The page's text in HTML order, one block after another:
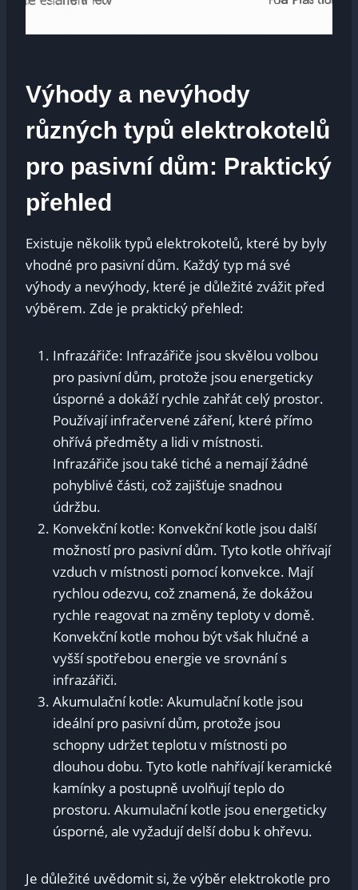
Výhody a nevýhody
různých typů elektrokotelů
pro pasivní dům: Praktický
přehled
Existuje několik typů elektrokotelů, které by byly
vhodné pro pasivní dům. Každý typ má své
výhody a nevýhody, které je důležité zvážit před
výběrem. Zde je praktický přehled:
Infrazářiče: Infrazářiče jsou skvělou volbou
pro pasivní dům, protože jsou energeticky
úsporné a dokáží rychle zahřát celý prostor.
Používají infračervené záření, které přímo
ohřívá předměty a lidi v místnosti.
Infrazářiče jsou také tiché a nemají žádné
pohyblivé části, což zajišťuje snadnou
údržbu.
Konvekční kotle: Konvekční kotle jsou další
možností pro pasivní dům. Tyto kotle ohřívají
vzduch v místnosti pomocí konvekce. Mají
rychlou odezvu, což znamená, že dokážou
rychle reagovat na změny teploty v domě.
Konvekční kotle mohou být však hlučné a
vyšší spotřebou energie ve srovnání s
infrazářiči.
Akumulační kotle: Akumulační kotle jsou
ideální pro pasivní dům, protože jsou
schopny udržet teplotu v místnosti po
dlouhou dobu. Tyto kotle nahřívají keramické
kamínky a postupně uvolňují teplo do
prostoru. Akumulační kotle jsou energeticky
úsporné, ale vyžadují delší dobu k ohřevu.
Je důležité uvědomit si, že výběr elektrokotle pro